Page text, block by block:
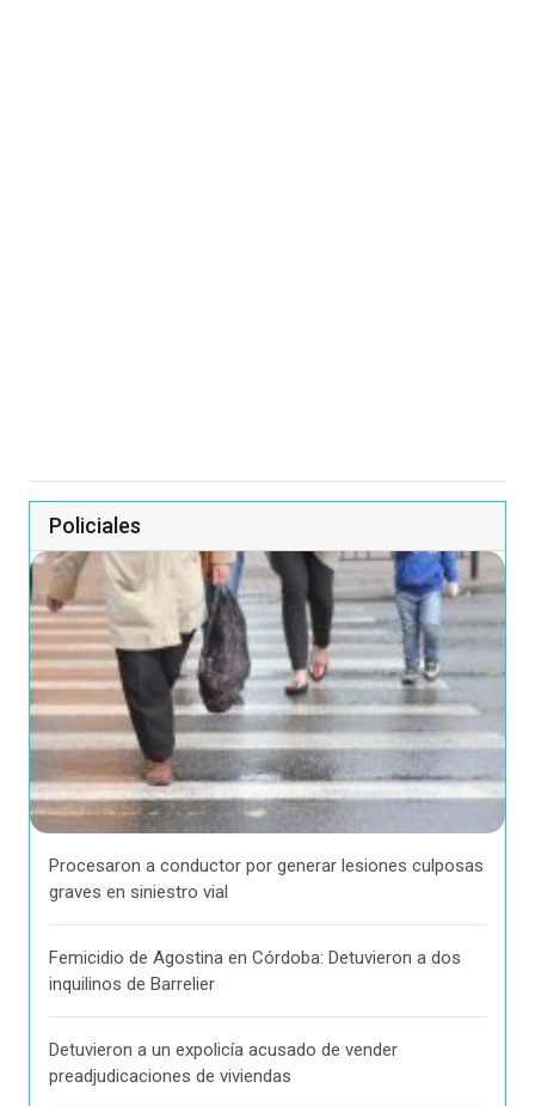
Policiales
Procesaron a conductor por generar lesiones culposas
graves en siniestro vial
Femicidio de Agostina en Córdoba: Detuvieron a dos
inquilinos de Barrelier
Detuvieron a un expolicía acusado de vender
preadjudicaciones de viviendas